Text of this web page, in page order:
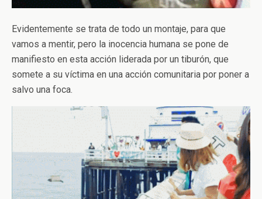
Evidentemente se trata de todo un montaje, para que
vamos a mentir, pero la inocencia humana se pone de
manifiesto en esta acción liderada por un tiburón, que
somete a su víctima en una acción comunitaria por poner a
salvo una foca.